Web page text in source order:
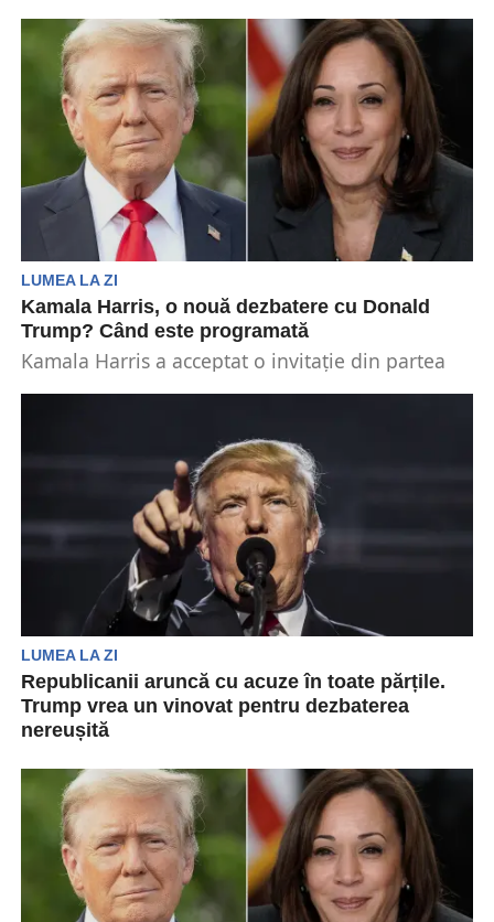
înainte de alegerile prezidențiale...
LUMEA LA ZI
Kamala Harris, o nouă dezbatere cu Donald
Trump? Când este programată
Kamala Harris a acceptat o invitaţie din partea
LUMEA LA ZI
Republicanii aruncă cu acuze în toate părțile.
Trump vrea un vinovat pentru dezbaterea
nereușită
degetul în urma dezbaterii cu vicepreședintele
Harris. Atunci, fostul...